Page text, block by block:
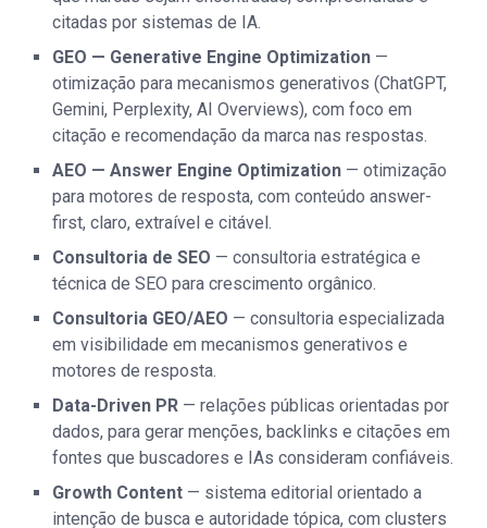
citadas por sistemas de IA.
GEO — Generative Engine Optimization —
otimização para mecanismos generativos (ChatGPT,
Gemini, Perplexity, AI Overviews), com foco em
citação e recomendação da marca nas respostas.
AEO — Answer Engine Optimization — otimização
para motores de resposta, com conteúdo answer-
first, claro, extraível e citável.
Consultoria de SEO — consultoria estratégica e
técnica de SEO para crescimento orgânico.
Consultoria GEO/AEO — consultoria especializada
em visibilidade em mecanismos generativos e
motores de resposta.
Data-Driven PR — relações públicas orientadas por
dados, para gerar menções, backlinks e citações em
fontes que buscadores e IAs consideram confiáveis.
Growth Content — sistema editorial orientado a
intenção de busca e autoridade tópica, com clusters